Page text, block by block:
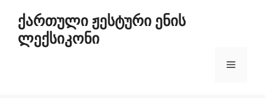
ქართული ჟესტური ენის
ლექსიკონი